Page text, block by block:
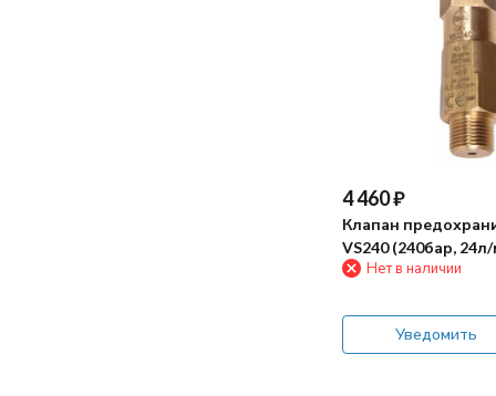
4 460₽
Клапан
VS240 (240бар,
Нет в наличии
Уведомить